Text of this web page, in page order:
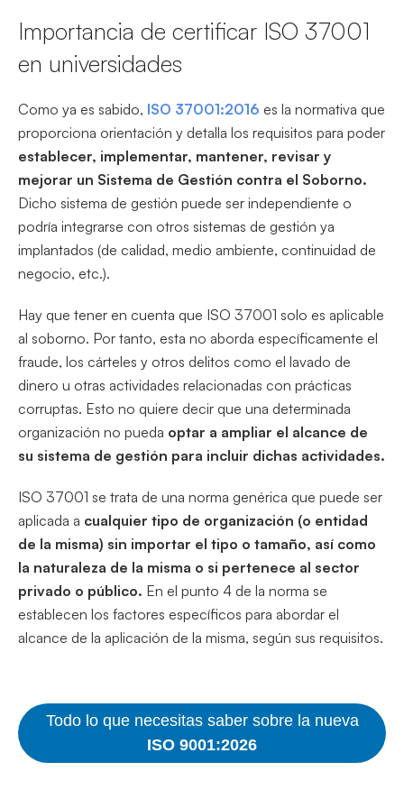
Importancia de certificar ISO 37001
en universidades
Como ya es sabido, ISO 37001:2016 es la normativa que
proporciona orientación y detalla los requisitos para poder
establecer, implementar, mantener, revisar y
mejorar un Sistema de Gestión contra el Soborno.
Dicho sistema de gestión puede ser independiente o
podría integrarse con otros sistemas de gestión ya
implantados (de calidad, medio ambiente, continuidad de
negocio, etc.).
Hay que tener en cuenta que ISO 37001 solo es aplicable
al soborno. Por tanto, esta no aborda específicamente el
fraude, los cárteles y otros delitos como el lavado de
dinero u otras actividades relacionadas con prácticas
corruptas. Esto no quiere decir que una determinada
organización no pueda optar a ampliar el alcance de
su sistema de gestión para incluir dichas actividades.
ISO 37001 se trata de una norma genérica que puede ser
aplicada a cualquier tipo de organización (o entidad
de la misma) sin importar el tipo o tamaño, así como
la naturaleza de la misma o si pertenece al sector
privado o público. En el punto 4 de la norma se
establecen los factores específicos para abordar el
alcance de la aplicación de la misma, según sus requisitos.
Todo lo que necesitas saber sobre la nueva
ISO 9001:2026